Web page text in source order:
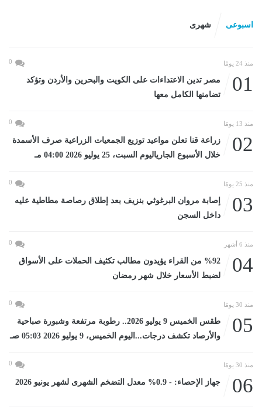
اسبوعى شهرى
منذ 24 يومًا 0
01
مصر تدين الاعتداءات على الكويت والبحرين والأردن وتؤكد
تضامنها الكامل معها
منذ 13 يومًا 0
02
زراعة قنا تعلن مواعيد توزيع الجمعيات الزراعية صرف الأسمدة
خلال الأسبوع الجارياليوم السبت، 25 يوليو 2026 04:00 مـ
منذ 25 يومًا 0
03
إصابة مروان البرغوثي بنزيف بعد إطلاق رصاصة مطاطية عليه
داخل السجن
منذ 6 أشهر 0
04
%92 من القراء يؤيدون مطالب تكثيف الحملات على الأسواق
لضبط الأسعار خلال شهر رمضان
منذ 30 يومًا 0
05
طقس الخميس 9 يوليو 2026.. رطوبة مرتفعة وشبورة صباحية
والأرصاد تكشف درجات...اليوم الخميس، 9 يوليو 2026 05:03 صـ
منذ 30 يومًا 0
06 جهاز الإحصاء: - 0.9% معدل التضخم الشهرى لشهر يونيو 2026